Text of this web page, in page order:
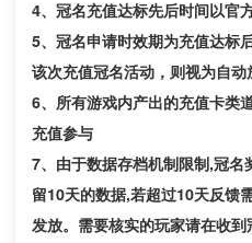
4、冠名充值达标先后时间以官
5、冠名申请时效期为充值达标
该次充值冠名活动，则视为自动
6、所有游戏内产出的充值卡类
充值参与
7、由于数据存档机制限制,冠名
留10天的数据,若超过10天反馈
发放。需要核实的玩家请在收到